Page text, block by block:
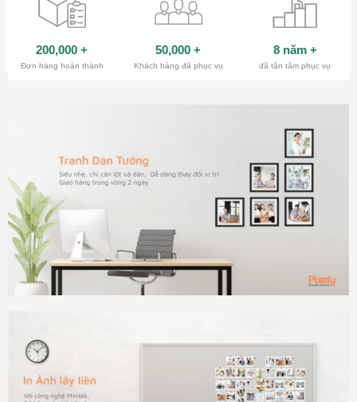
200,000 +
Đơn hàng hoàn thành
50,000 +
Khách hàng đã phục vụ
8 năm +
đã tận tâm phục vụ